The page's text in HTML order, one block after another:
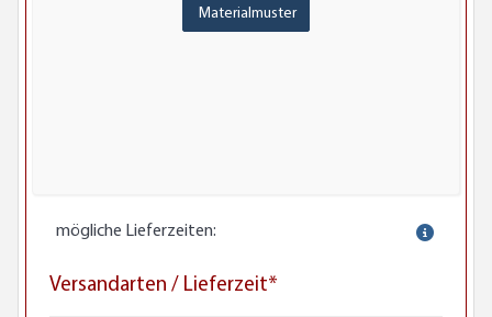
Materialmuster
mögliche Lieferzeiten:
Versandarten / Lieferzeit*